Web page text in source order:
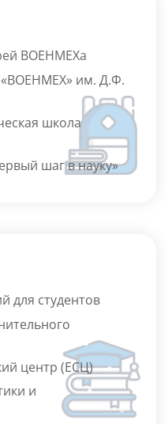
ВОЕНМЕХа
«ВОЕНМЕХ» им. Д.Ф.
школа
шаг в науку»
для студентов
центр (ЕСЦ)
и